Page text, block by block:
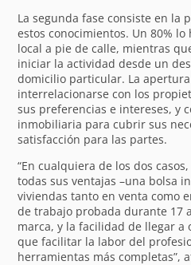
La segunda fase consiste en la
estos conocimientos. Un 80%
local a pie de calle, mientras
iniciar la actividad desde un
domicilio particular. La
interrelacionarse con los
sus preferencias e intereses, y
inmobiliaria para cubrir sus
satisfacción para las partes.
“En cualquiera de los dos
todas sus ventajas –una bolsa
viviendas tanto en venta como
de trabajo probada durante 17
marca, y la facilidad de llegar a
que facilitar la labor del
herramientas más completas”,